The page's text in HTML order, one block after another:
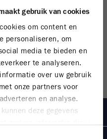
gebruik van cookies
om content en
personaliseren, om
media te bieden en
te analyseren.
over uw gebruik
onze partners voor
en analyse.
deze gegevens